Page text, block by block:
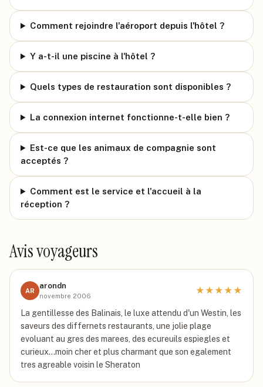
Comment rejoindre l'aéroport depuis l'hôtel ?
Y a-t-il une piscine à l'hôtel ?
Quels types de restauration sont disponibles ?
La connexion internet fonctionne-t-elle bien ?
Est-ce que les animaux de compagnie sont
acceptés ?
Comment est le service et l'accueil à la
réception ?
Avis voyageurs
AR
arondn
novembre 2006
★★★★★
La gentillesse des Balinais, le luxe attendu d'un Westin, les
saveurs des differnets restaurants, une jolie plage
evoluant au gres des marees, des ecureuils espiegles et
curieux...moin cher et plus charmant que son egalement
tres agreable voisin le Sheraton